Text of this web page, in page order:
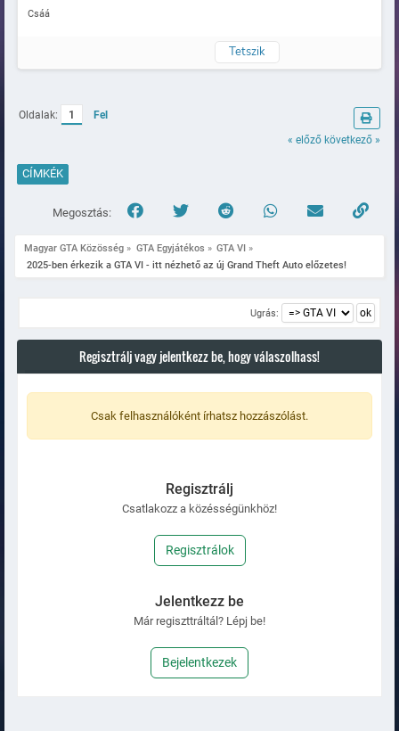
Csáá
Tetszik
Oldalak: 1
Fel
« előző következő »
CÍMKÉK
Megosztás:
Magyar GTA Közösség » GTA Egyjátékos » GTA VI »
2025-ben érkezik a GTA VI - itt nézhető az új Grand Theft Auto előzetes!
Ugrás:
Regisztrálj vagy jelentkezz be, hogy válaszolhass!
Csak felhasználóként írhatsz hozzászólást.
Regisztrálj
Csatlakozz a közésségünkhöz!
Regisztrálok
Jelentkezz be
Már regiszttráltál? Lépj be!
Bejelentkezek